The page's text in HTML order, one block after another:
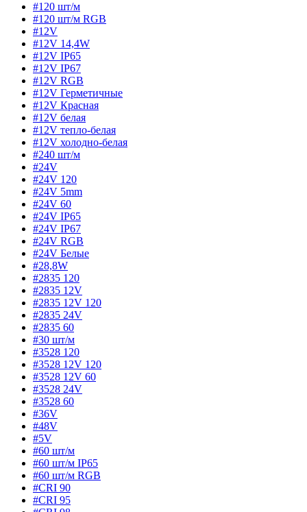
#120 шт/м
#120 шт/м RGB
#12V
#12V 14,4W
#12V IP65
#12V IP67
#12V RGB
#12V Герметичные
#12V Красная
#12V белая
#12V тепло-белая
#12V холодно-белая
#240 шт/м
#24V
#24V 120
#24V 5mm
#24V 60
#24V IP65
#24V IP67
#24V RGB
#24V Белые
#28,8W
#2835 120
#2835 12V
#2835 12V 120
#2835 24V
#2835 60
#30 шт/м
#3528 120
#3528 12V 120
#3528 12V 60
#3528 24V
#3528 60
#36V
#48V
#5V
#60 шт/м
#60 шт/м IP65
#60 шт/м RGB
#CRI 90
#CRI 95